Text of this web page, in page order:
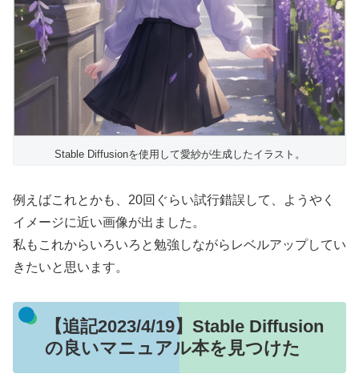
Stable Diffusionを使用して愛紗が生成したイラスト。
例えばこれとかも、20回ぐらい試行錯誤して、ようやく
イメージに近い画像が出ました。
私もこれからいろいろと勉強しながらレベルアップしてい
きたいと思います。
【追記2023/4/19】Stable Diffusion
の良いマニュアル本を見つけた